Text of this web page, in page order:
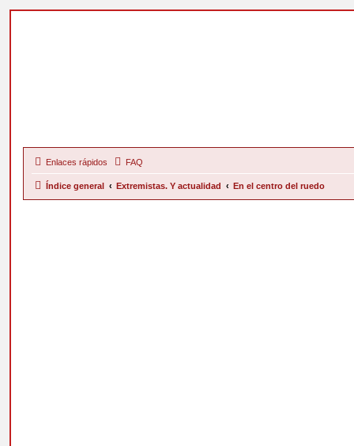
Enlaces rápidos FAQ
Índice general Extremistas. Y actualidad En el centro del ruedo